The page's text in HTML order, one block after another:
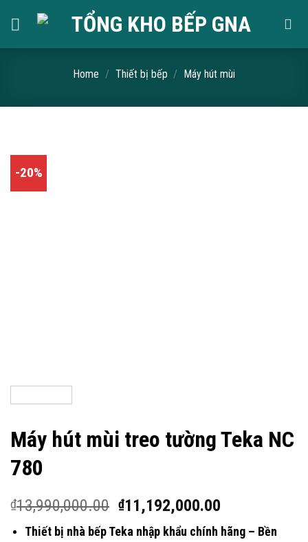
Home / Thiết bị bếp / Máy hút mùi
-20%
Máy hút mùi treo tường Teka NC
780
₫13,990,000.00 ₫11,192,000.00
Thiết bị nhà bếp Teka nhập khẩu chính hãng – Bền